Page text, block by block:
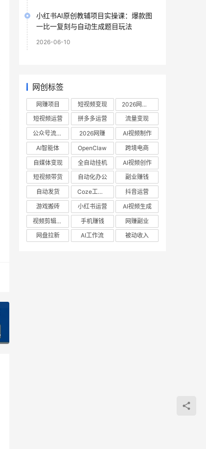
小红书AI原创教辅项目实操课：爆款图
一比一复刻与自动生成题目玩法
2026-06-10
网创标签
网赚项目 短视频变现
2026网赚项目
短视频运营
拼多多运营
流量变现
公众号流量主
2026网赚
AI视频制作
AI智能体
OpenClaw
跨境电商
自媒体变现
全自动挂机
AI视频创作
短视频带货
自动化办公
副业赚钱
自动发货
Coze工作流
抖音运营
游戏搬砖
小红书运营
AI视频生成
视频剪辑教程
手机赚钱
网赚副业
网盘拉新
AI工作流 被动收入